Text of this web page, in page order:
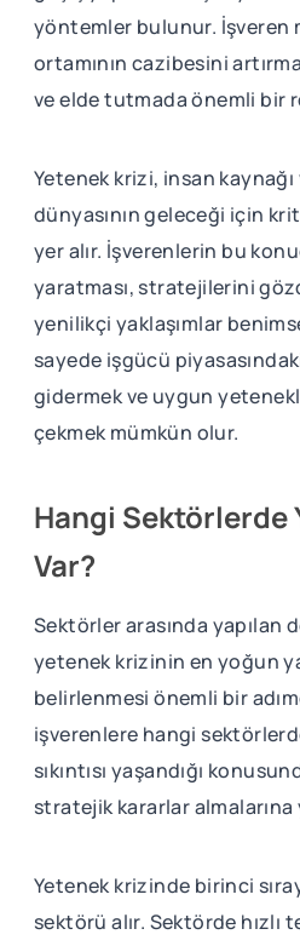
yöntemler bulunur. İşveren
ortamının cazibesini
ve elde tutmada önemli bir
Yetenek krizi, insan kaynağı
dünyasının geleceği için
yer alır. İşverenlerin bu
yaratması, stratejilerini
yenilikçi yaklaşımlar
sayede işgücü
gidermek ve uygun
çekmek mümkün olur.
Hangi Sektörlerde
Var?
Sektörler arasında yapılan
yetenek krizinin en yoğun
belirlenmesi önemli bir
işverenlere hangi
sıkıntısı yaşandığı
stratejik kararlar almalarına
Yetenek krizinde birinci
sektörü alır. Sektörde hızlı